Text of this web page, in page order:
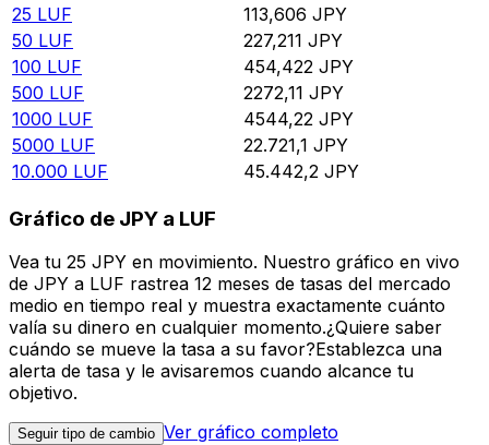
25 LUF 113,606 JPY
50 LUF 227,211 JPY
100 LUF 454,422 JPY
500 LUF 2272,11 JPY
1000 LUF 4544,22 JPY
5000 LUF 22.721,1 JPY
10.000 LUF 45.442,2 JPY
Gráfico de JPY a LUF
Vea tu 25 JPY en movimiento. Nuestro gráfico en vivo
de JPY a LUF rastrea 12 meses de tasas del mercado
medio en tiempo real y muestra exactamente cuánto
valía su dinero en cualquier momento.¿Quiere saber
cuándo se mueve la tasa a su favor?Establezca una
alerta de tasa y le avisaremos cuando alcance tu
objetivo.
Seguir tipo de cambio Ver gráfico completo